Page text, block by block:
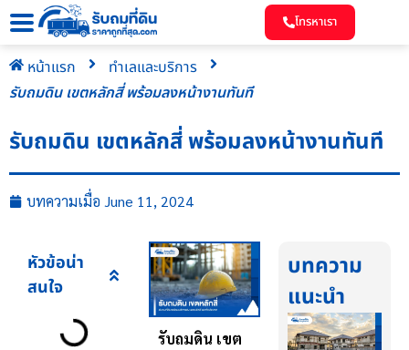
โทรหาเรา
หน้าแรก
ทำเลและบริการ
รับถมดิน เขตหลักสี่ พร้อมลงหน้างานทันที
รับถมดิน เขตหลักสี่ พร้อมลงหน้างานทันที
บทความเมื่อ June 11, 2024
หัวข้อน่า
สนใจ
รับถมดิน เขต
บทความ
แนะนำ